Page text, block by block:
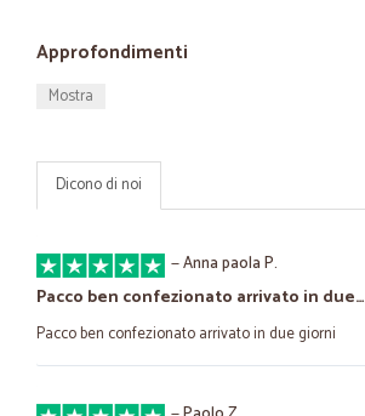
Approfondimenti
Mostra
Dicono di noi
—Anna paola P.
Pacco ben confezionato arrivato in due…
Pacco ben confezionato arrivato in due giorni